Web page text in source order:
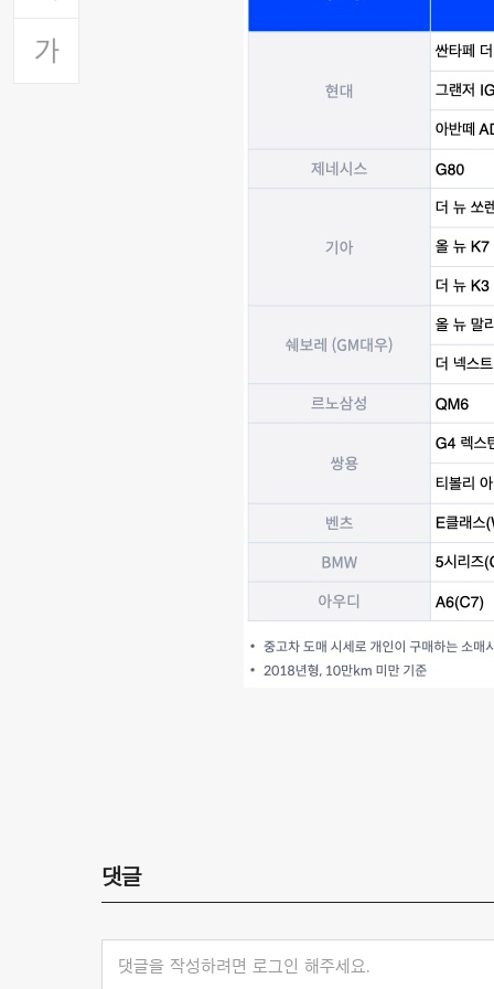
댓글
댓글을 작성하려면 로그인 해주세요.